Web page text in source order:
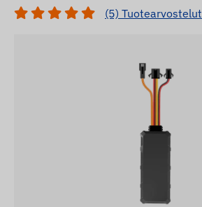
(5) Tuotearvostelut